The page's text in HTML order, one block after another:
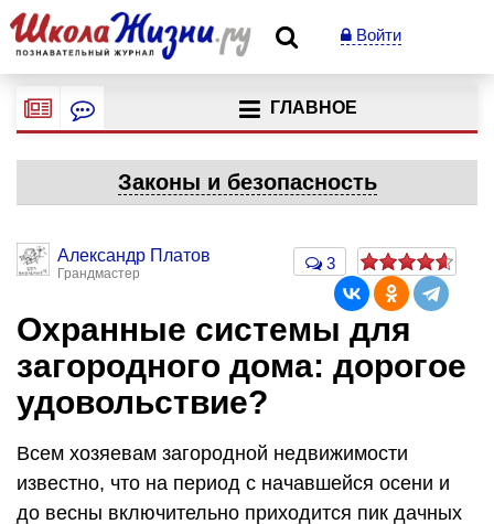
Войти
ГЛАВНОЕ
Законы и безопасность
Александр Платов
Грандмастер
3
Охранные системы для
загородного дома: дорогое
удовольствие?
Всем хозяевам загородной недвижимости
известно, что на период с начавшейся осени и
до весны включительно приходится пик дачных